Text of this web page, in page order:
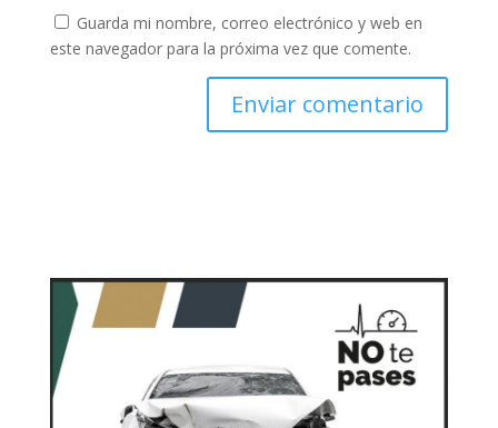
Guarda mi nombre, correo electrónico y web en
este navegador para la próxima vez que comente.